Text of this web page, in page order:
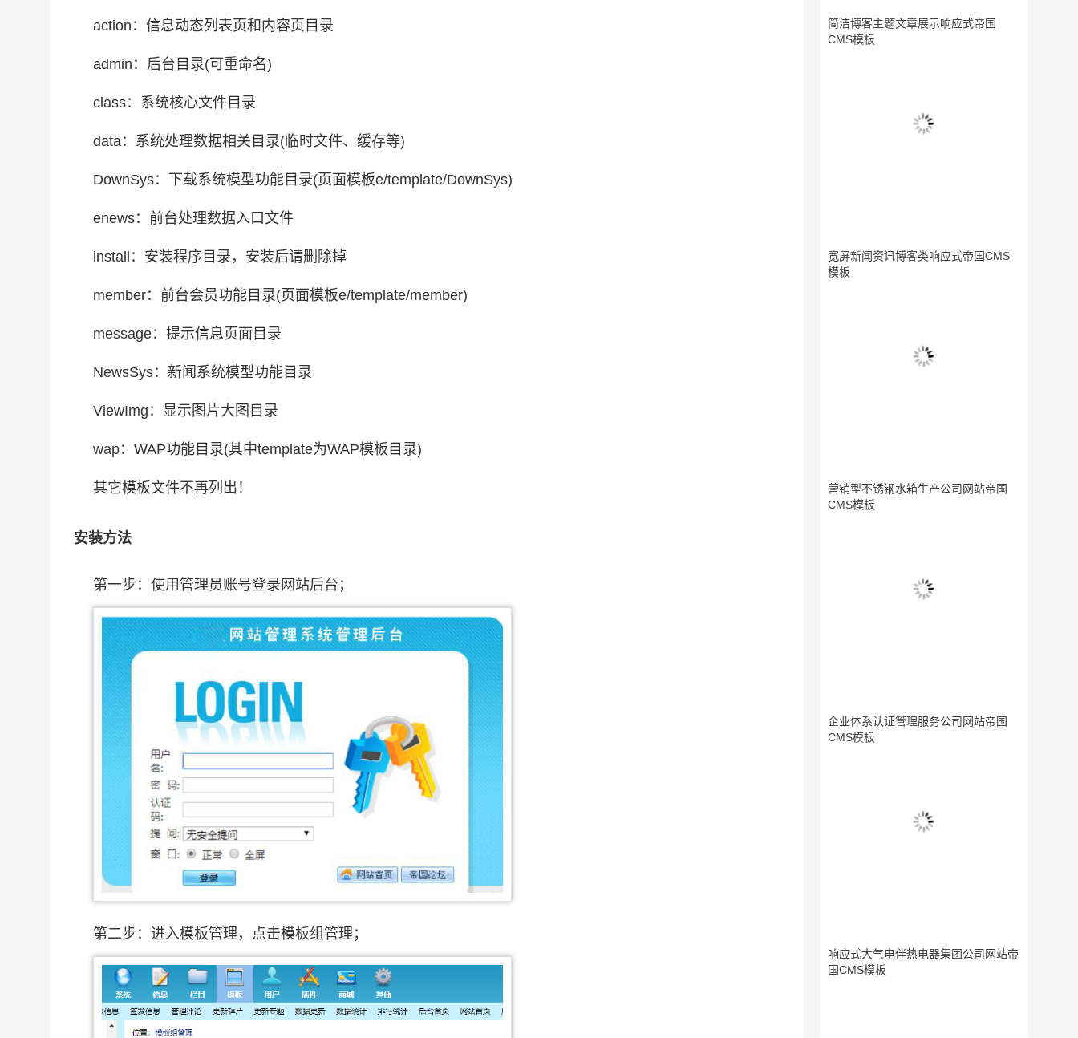
action：信息动态列表页和内容页目录
admin：后台目录(可重命名)
class：系统核心文件目录
data：系统处理数据相关目录(临时文件、缓存等)
DownSys：下载系统模型功能目录(页面模板e/template/DownSys)
enews：前台处理数据入口文件
install：安装程序目录，安装后请删除掉
member：前台会员功能目录(页面模板e/template/member)
message：提示信息页面目录
NewsSys：新闻系统模型功能目录
ViewImg：显示图片大图目录
wap：WAP功能目录(其中template为WAP模板目录)
其它模板文件不再列出！
安装方法
第一步：使用管理员账号登录网站后台；
第二步：进入模板管理，点击模板组管理；
简洁博客主题文章展示响应式帝国
CMS模板
宽屏新闻资讯博客类响应式帝国CMS
模板
营销型不锈钢水箱生产公司网站帝国
CMS模板
企业体系认证管理服务公司网站帝国
CMS模板
响应式大气电伴热电器集团公司网站帝
国CMS模板